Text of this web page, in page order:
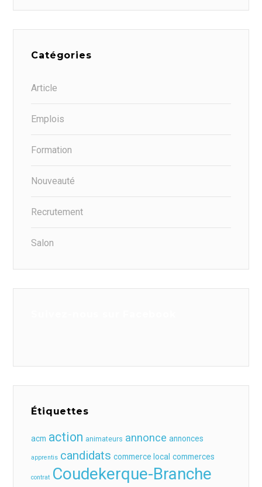
Catégories
Article
Emplois
Formation
Nouveauté
Recrutement
Salon
Étiquettes
acm action animateurs annonce annonces
apprentis candidats commerce local commerces
contrat Coudekerque-Branche